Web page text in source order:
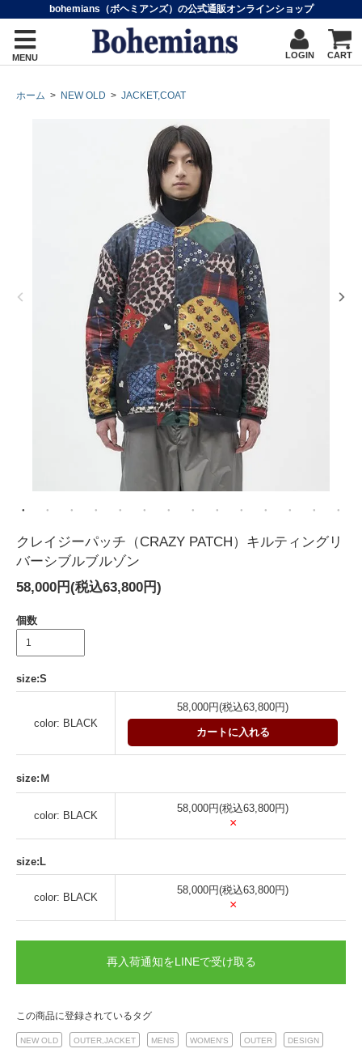
bohemians（ボヘミアンズ）の公式通販オンラインショップ
MENU LOGIN CART
ホーム > NEW OLD > JACKET,COAT
クレイジーパッチ（CRAZY PATCH）キルティングリ
バーシブルブルゾン
58,000円(税込63,800円)
個数
size:S
color: BLACK
58,000円(税込63,800円)
カートに入れる
size:Ｍ
color: BLACK
58,000円(税込63,800円)
×
size:L
color: BLACK
58,000円(税込63,800円)
×
再入荷通知をLINEで受け取る
この商品に登録されているタグ
NEW OLD OUTER,JACKET MENS WOMEN'S OUTER DESIGN